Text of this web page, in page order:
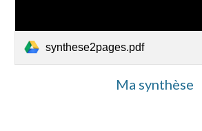
synthese2pages.pdf
Ma synthèse